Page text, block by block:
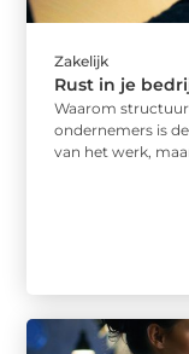
Zakelijk
Rust in je
Waarom
ondernemers is
van het werk, maar